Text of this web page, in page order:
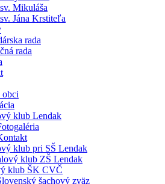
Mikuláša
Jána Krstiteľa
rada
rada
obci
klub Lendak
klub pri SŠ Lendak
klub ZŠ Lendak
klub ŠK CVČ
šachový zväz